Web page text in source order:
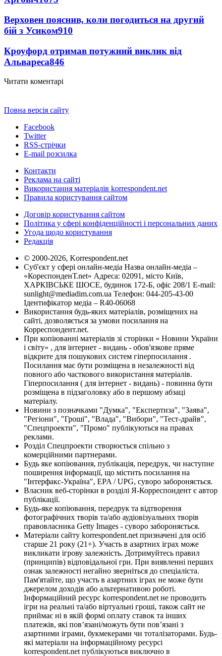
Верховен пояснив, коли погодиться на другий
бій з Усиком910
Кроуфорд отримав потужний виклик від
Альвареса846
Читати коментарі
Повна версія сайту
Facebook
Twitter
RSS-стрічки
E-mail розсилка
Контакти
Реклама на сайті
Використання матеріалів korrespondent.net
Правила користування сайтом
Договір користування сайтом
Політика у сфері конфіденційності і персональних даних
Угода щодо користування
Редакція
© 2000-2026, Korrespondent.net
Суб'єкт у сфері онлайн-медіа Назва онлайн-медіа –
«КореспонденТ.net» Адреса: 02091, місто Київ,
ХАРКІВСЬКЕ ШОСЕ, будинок 172-Б, офіс 208/1 E-mail:
sunlight@mediadim.com.ua Телефон: 044-205-43-00
Ідентифікатор медіа – R40-06068
Використання будь-яких матеріалів, розміщених на
сайті, дозволяється за умови посилання на
Корреспондент.net.
При копіюванні матеріалів зі сторінки « Новини України
і світу» , для інтернет - видань - обов'язкове пряме
відкрите для пошукових систем гіперпосилання .
Посилання має бути розміщена в незалежності від
повного або часткового використання матеріалів.
Гіперпосилання ( для інтернет - видань) - повинна бути
розміщена в підзаголовку або в першому абзаці
матеріалу.
Новини з позначками "Думка", "Експертиза", "Заява",
"Регіони", "Гроші", "Влада", "Вибори", "Тест-драйв",
"Спецпроекти", "Промо" публікуються на правах
реклами.
Розділ Спецпроекти створюється спільно з
комерційними партнерами.
Будь яке копіювання, публікація, передрук, чи наступне
поширення інформації, що містить посилання на
"Інтерфакс-Україна", EPA / UPG, суворо забороняється.
Власник веб-сторінки в розділі Я-Корреспондент є автор
публікації.
Будь-яке копіювання, передрук та відтворення
фотографічних творів та/або аудіовізуальних творів
правовласника Getty Images - суворо забороняється.
Матеріали сайту korrespondent.net призначені для осіб
старше 21 року (21+). Участь в азартних іграх може
викликати ігрову залежність. Дотримуйтесь правил
(принципів) відповідальної гри. При виявленні перших
ознак залежності негайно зверніться до спеціаліста.
Пам'ятайте, що участь в азартних іграх не може бути
джерелом доходів або альтернативою роботі.
Інформаційний ресурс korrespondent.net не проводить
ігри на реальні та/або віртуальні гроші, також сайт не
приймає ні в якій формі оплату ставок та інших
платежів, які пов’язані/можуть бути пов’язані з
азартними іграми, букмекерами чи тоталізаторами. Будь-
які матеріали на інформаційному ресурсі
korrespondent.net публікуються виключно в